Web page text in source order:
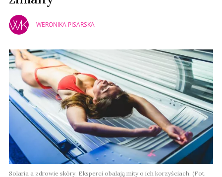
WERONIKA PISARSKA
Solaria a zdrowie skóry. Eksperci obalają mity o ich korzyściach. (Fot.